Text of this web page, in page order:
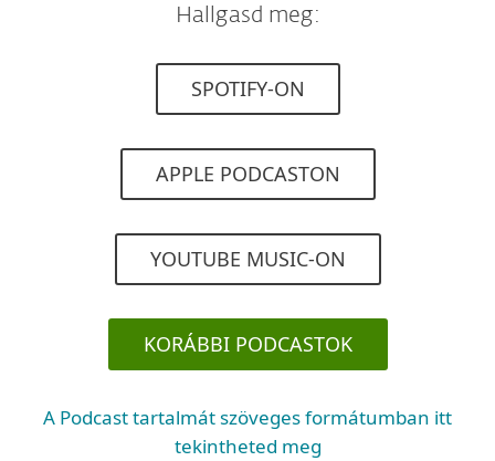
Hallgasd meg:
SPOTIFY-ON
APPLE PODCASTON
YOUTUBE MUSIC-ON
KORÁBBI PODCASTOK
A Podcast tartalmát szöveges formátumban itt
tekintheted meg